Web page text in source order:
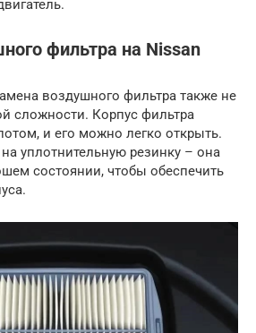
фильтра на Nissan
воздушного фильтра также не
сложности. Корпус фильтра
и его можно легко открыть.
уплотнительную резинку – она
состоянии, чтобы обеспечить